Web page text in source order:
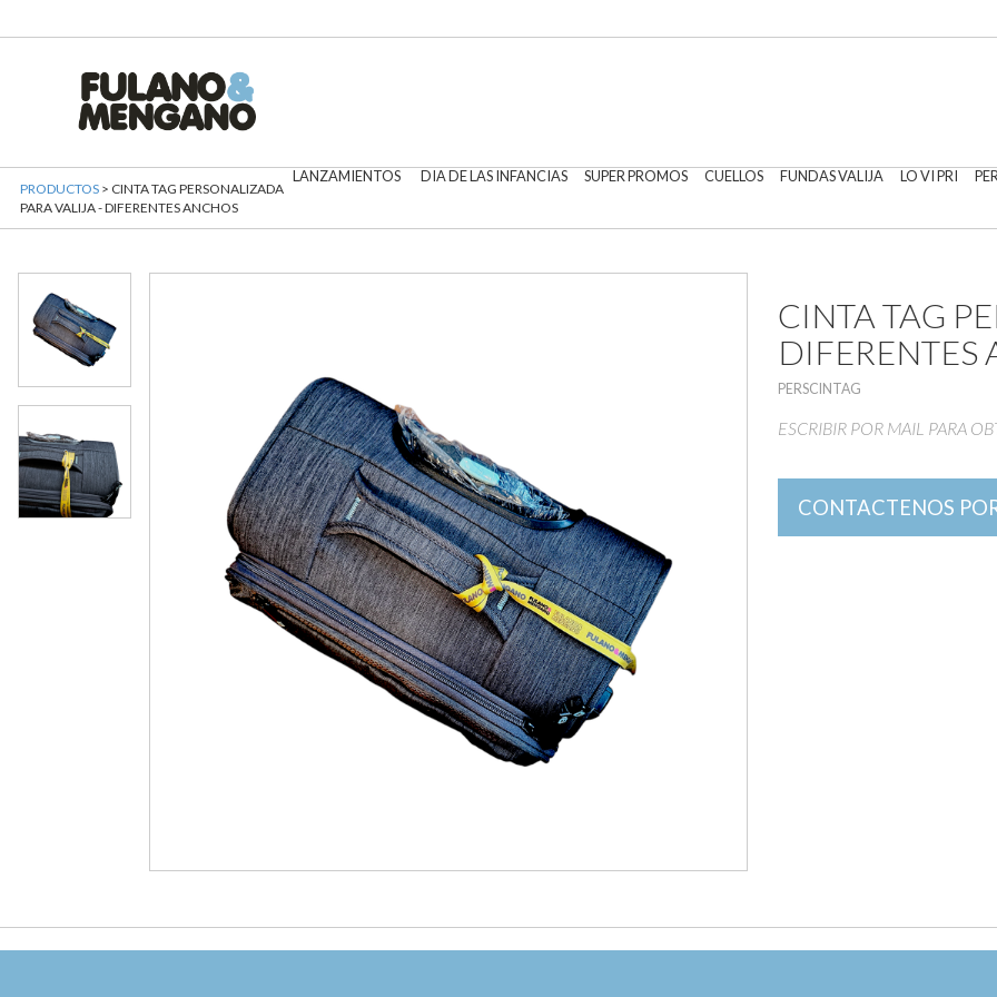
LANZAMIENTOS DIA DE LAS INFANCIAS SUPER PROMOS CUELLOS FUNDAS VALIJA LO VI PRI
PRODUCTOS > CINTA TAG PERSONALIZADA
PARA VALIJA - DIFERENTES ANCHOS
CINTA TAG
DIFERENTES
PERSCINTAG
ESCRIBIR POR MAIL PARA
CONTACTENOS